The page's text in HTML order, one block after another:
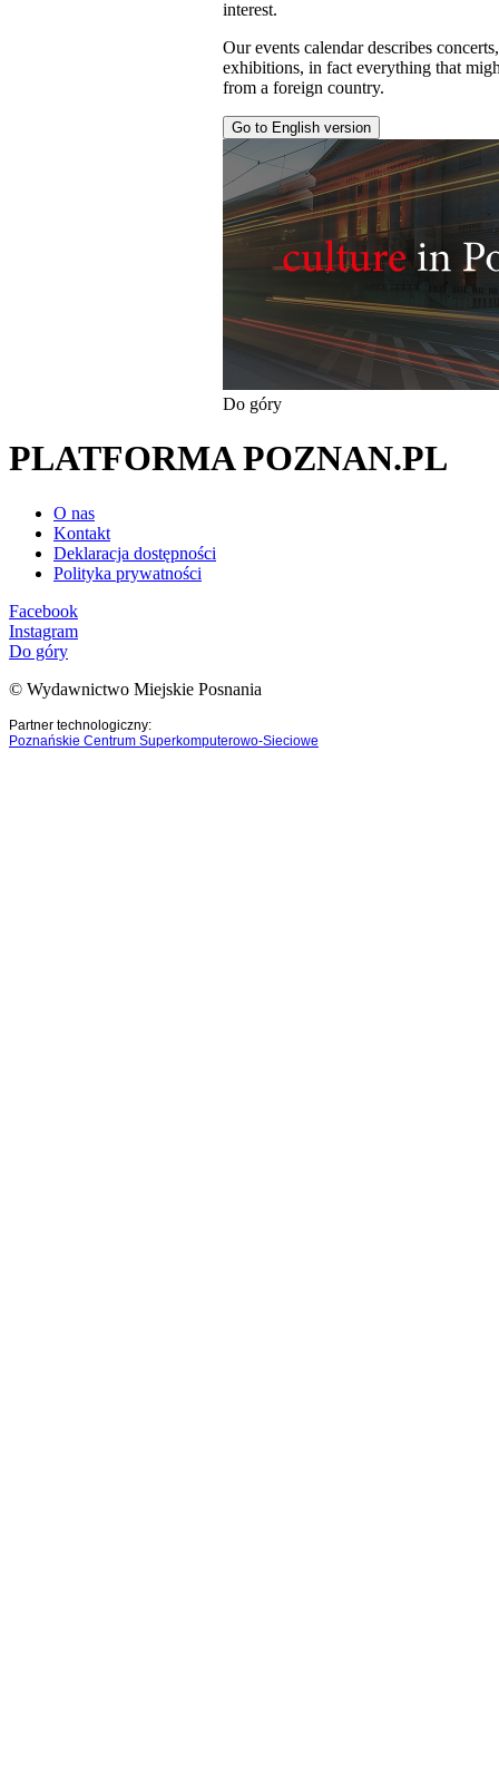
interest.
Our events calendar describes
exhibitions, in fact everything that
from a foreign country.
Go to English version
Do góry
PLATFORMA POZNAN.PL
O nas
Kontakt
Deklaracja dostępności
Polityka prywatności
Facebook
Instagram
Do góry
© Wydawnictwo Miejskie Posnania
Partner technologiczny:
Poznańskie Centrum Superkomputerowo-Sieciowe